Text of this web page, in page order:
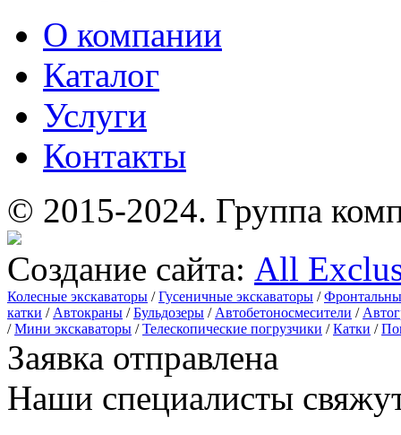
О компании
Каталог
Услуги
Контакты
© 2015-2024. Группа
Создание сайта: All
Колесные экскаваторы /Гусеничные экскаваторы /
катки / Автокраны /Бульдозеры / Автобетоносмесители /
/Мини экскаваторы /Телескопические погрузчики /Катки /
Заявка отправлена
Наши специалисты